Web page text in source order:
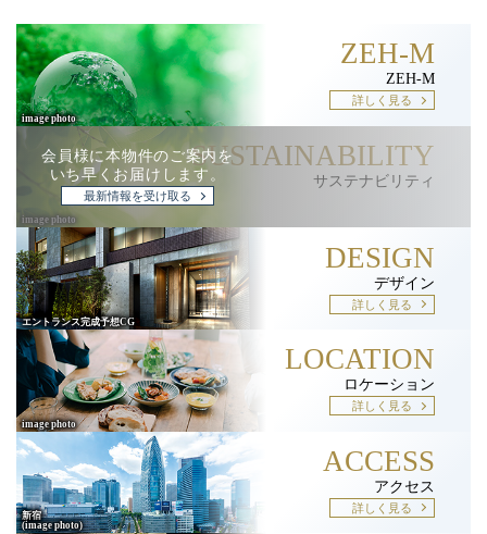
ZEH-M
ZEH-M
詳しく見る
SUSTAINABILITY
サステナビリティ
会員様に本物件のご案内を
いち早くお届けします。
最新情報を受け取る
DESIGN
デザイン
詳しく見る
LOCATION
ロケーション
詳しく見る
ACCESS
アクセス
詳しく見る